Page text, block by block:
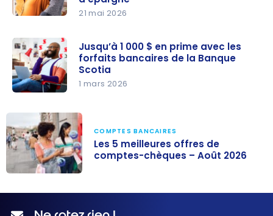
compte
chèques :
Obtenez
jusqu’à
ouvrant un
forfait
bancaire
et un
compte
d’épargne
21 mai 2026
1 000 $ en
prime avec
les forfaits
bancaires
de la
Banque
Jusqu’à 1 000 $ en prime avec les
forfaits bancaires de la Banque
Scotia
1 mars 2026
offres de
comptes-
COMPTES BANCAIRES
Les 5 meilleures offres de
comptes-chèques – Août 2026